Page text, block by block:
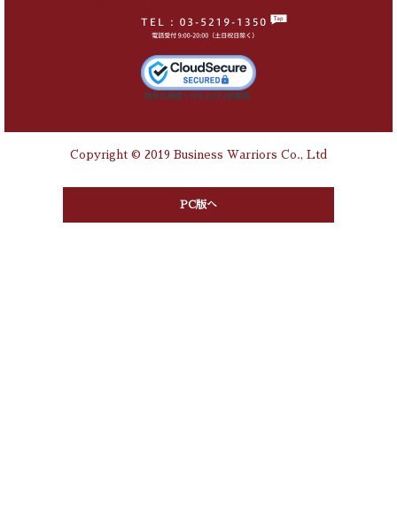
Copyright © 2019 Business Warriors Co., Ltd
PC版へ